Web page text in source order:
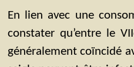
En lien avec une
constater qu’entre le
généralement coïncidé